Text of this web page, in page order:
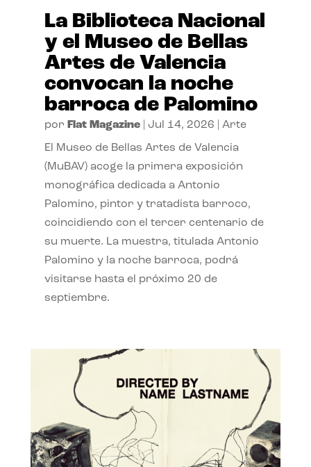
La Biblioteca Nacional
y el Museo de Bellas
Artes de Valencia
convocan la noche
barroca de Palomino
por Flat Magazine| Jul 14, 2026 Arte
El Museo de Bellas Artes de Valencia
(MuBAV) acoge la primera exposición
monográfica dedicada a Antonio
Palomino, pintor y tratadista barroco,
coincidiendo con el tercer centenario de
su muerte. La muestra, titulada Antonio
Palomino y la noche barroca, podrá
visitarse hasta el próximo 20 de
septiembre.